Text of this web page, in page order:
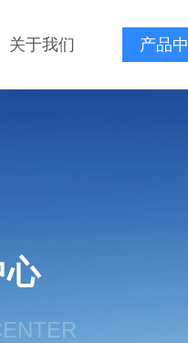
关于我们 产品
心